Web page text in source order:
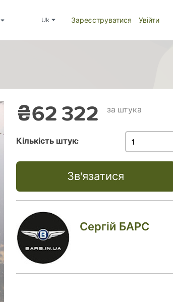
uk Зареєструватися Увійти
₴62 322 за штука
Кількість штук:
Зв'язатися
Сергій БАРС